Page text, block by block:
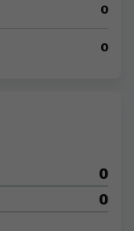
0
0
0
0